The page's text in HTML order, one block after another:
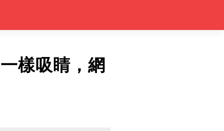
樣吸睛，網